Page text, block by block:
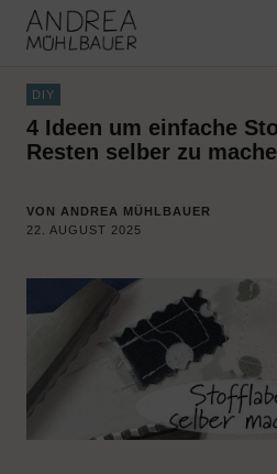
Pattern and
DIY
4 Ideen um einfache
Resten selber zu
VON ANDREA MÜHLBAUER
22. AUGUST 2025